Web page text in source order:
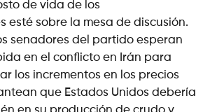
de vida de los
esté sobre la mesa de discusión.
senadores del partido esperan
en el conflicto en Irán para
los incrementos en los precios
que Estados Unidos debería